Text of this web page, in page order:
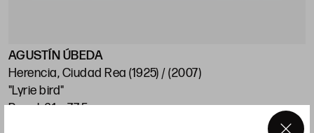
AGUSTÍN ÚBEDA
Herencia, Ciudad Rea (1925) / (2007)
"Lyrie bird"
Papel: 61 x 77,5 cm